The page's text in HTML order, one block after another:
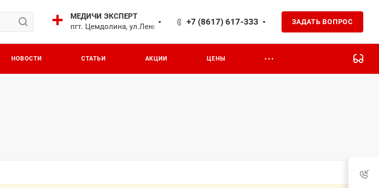
МЕДИЧИ ЭКСПЕРТ
пгт. Цемдолина, ул.Ленина 24
+7 (8617) 617-333 ЗАДАТЬ ВОПРОС
НОВОСТИ СТАТЬИ АКЦИИ ЦЕНЫ